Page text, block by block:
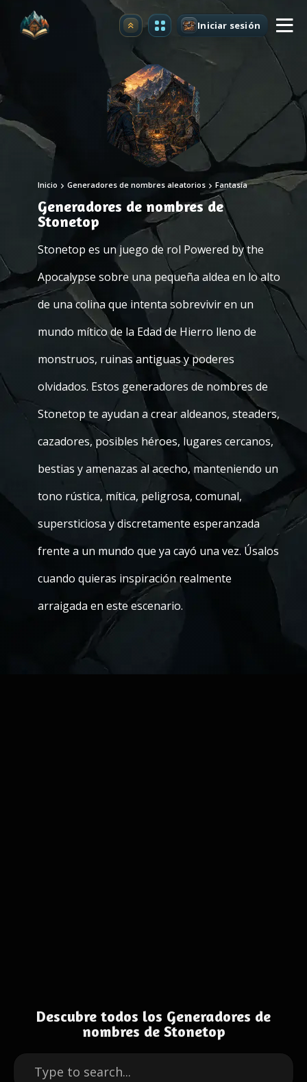
Mejorar Iniciar sesión
Inicio Generadores de nombres aleatorios Fantasía
Generadores de nombres de
Stonetop
Stonetop es un juego de rol Powered by the
Apocalypse sobre una pequeña aldea en lo alto
de una colina que intenta sobrevivir en un
mundo mítico de la Edad de Hierro lleno de
monstruos, ruinas antiguas y poderes
olvidados. Estos generadores de nombres de
Stonetop te ayudan a crear aldeanos, steaders,
cazadores, posibles héroes, lugares cercanos,
bestias y amenazas al acecho, manteniendo un
tono rústica, mítica, peligrosa, comunal,
supersticiosa y discretamente esperanzada
frente a un mundo que ya cayó una vez. Úsalos
cuando quieras inspiración realmente
arraigada en este escenario.
Descubre todos los Generadores de
nombres de Stonetop